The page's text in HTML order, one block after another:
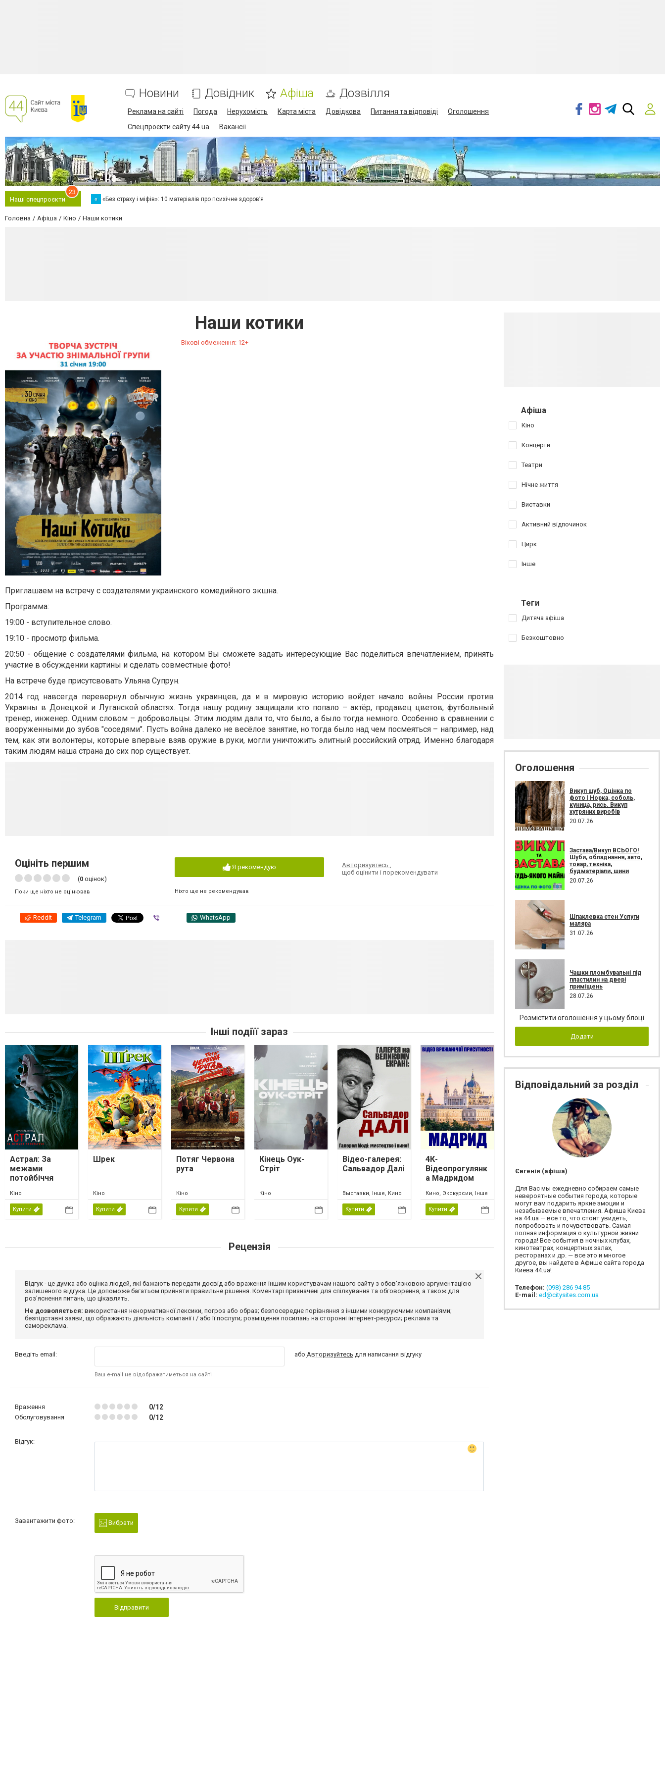
Новини Довідник Афіша Дозвілля
Реклама на сайті Погода Нерухомість Карта міста Довідкова Питання та відповіді
Оголошення
Спецпроєкти сайту 44.ua
Вакансії
Наші спецпроєкти
23
« «Без страху і міфів»: 10 матеріалів про психічне здоров’я
Головна Афіша Кіно Наши котики
Наши котики
Вікові обмеження: 12+
Приглашаем на встречу с создателями украинского комедийного экшна.
Программа:
19:00 - вступительное слово.
19:10 - просмотр фильма.
20:50 - общение с создателями фильма, на котором Вы сможете задать интересующие Вас поделиться впечатлением, принять
участие в обсуждении картины и сделать совместные фото!
На встрече буде присутсвовать Ульяна Супрун.
2014 год навсегда перевернул обычную жизнь украинцев, да и в мировую историю войдет начало войны России против
Украины в Донецкой и Луганской областях. Тогда нашу родину защищали кто попало – актёр, продавец цветов, футбольный
тренер, инженер. Одним словом – добровольцы. Этим людям дали то, что было, а было тогда немного. Особенно в сравнении с
вооруженными до зубов "соседями". Пусть война далеко не весёлое занятие, но тогда было над чем посмеяться – например, над
тем, как эти волонтеры, которые впервые взяв оружие в руки, могли уничтожить элитный российский отряд. Именно благодаря
таким людям наша страна до сих пор существует.
Оцініть першим
(0 оцінок)
Поки ще ніхто не оцінював
Я рекомендую
Ніхто ще не рекомендував
Авторизуйтесь
щоб оцінити і порекомендувати
Reddit Telegram WhatsApp
Інші подіїї зараз
Астрал: За
межами
потойбіччя
Кіно
Купити
Шрек
Кіно
Купити
Потяг Червона
рута
Кіно
Купити
Кінець Оук-
Стріт
Кіно
Відео-галерея:
Сальвадор Далі
Выставки, Інше, Кино
Купити
4К-
Відеопрогулянк
а Мадридом
Кино, Экскурсии, Інше
Купити
Рецензія
Відгук - це думка або оцінка людей, які бажають передати досвід або враження іншим користувачам нашого сайту з обов'язковою аргументацією
залишеного відгука. Це допоможе багатьом прийняти правильне рішення. Коментарі призначені для спілкування та обговорення, а також для
роз'яснення питань, що цікавлять.
Не дозволяється: використання ненормативної лексики, погроз або образ; безпосереднє порівняння з іншими конкуруючими компаніями;
безпідставні заяви, що ображають діяльність компанії і / або її послуги; розміщення посилань на сторонні інтернет-ресурси; реклама та
самореклама.
Введіть email:
Ваш e-mail не відображатиметься на сайті
або Авторизуйтесь для написання відгуку
Враження 0/12
Обслуговування 0/12
Відгук:
Завантажити фото: Вибрати
Відправити
Афіша
Кіно
Концерти
Театри
Нічне життя
Виставки
Активний відпочинок
Цирк
Інше
Теги
Дитяча афіша
Безкоштовно
Оголошення
Викуп шуб, Оцінка по
фото | Норка, соболь,
куница, рись. Викуп
хутряних виробів
20.07.26
Застава/Викуп ВСЬОГО!
Шуби, обладнання, авто,
товар, техніка,
будматеріали, шини
20.07.26
Шпаклевка стен Услуги
маляра
31.07.26
Чашки пломбувальні під
пластилин на двері
приміщень
28.07.26
Розмістити оголошення у цьому блоці
Додати
Відповідальний за розділ
Євгенія (афіша)
Для Вас мы ежедневно собираем самые
невероятные события города, которые
могут вам подарить яркие эмоции и
незабываемые впечатления. Афиша Киева
на 44.ua — все то, что стоит увидеть,
попробовать и почувствовать. Самая
полная информация о культурной жизни
города! Все события в ночных клубах,
кинотеатрах, концертных залах,
ресторанах и др. — все это и многое
другое, вы найдете в Афише сайта города
Киева 44.ua!
Телефон: (098) 286 94 85
E-mail: ed@citysites.com.ua